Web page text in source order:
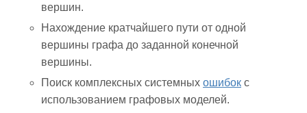
вершин.
Нахождение кратчайшего пути от одной
вершины графа до заданной конечной
вершины.
Поиск комплексных системных ошибок с
использованием графовых моделей.